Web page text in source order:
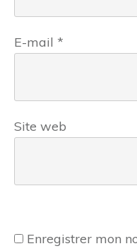
E-mail *
Site web
Enregistrer mon